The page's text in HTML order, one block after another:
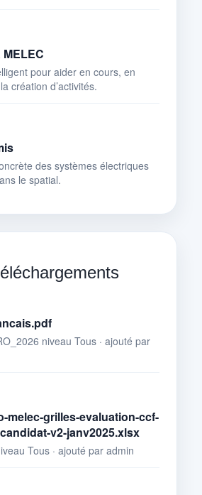
pour aider en cours, en
création d’activités.
des systèmes électriques
le spatial.
niveau Tous · ajouté par
melec-grilles-evaluation-ccf-
v2-janv2025.xlsx
Tous · ajouté par admin